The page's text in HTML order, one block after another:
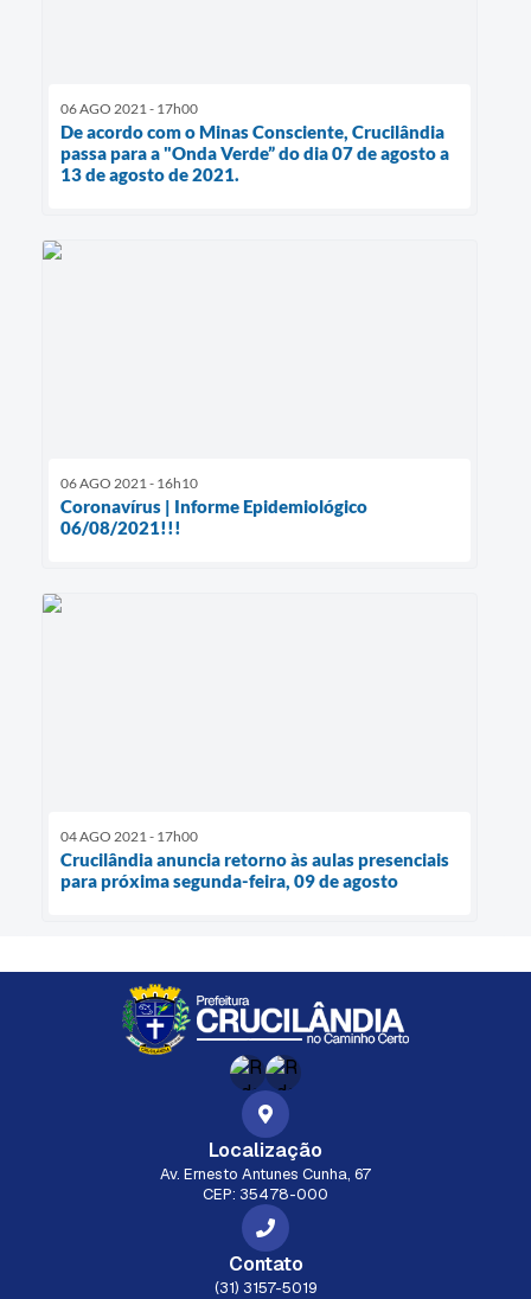
06 AGO 2021 - 17h00
De acordo com o Minas Consciente, Crucilândia
passa para a "Onda Verde” do dia 07 de agosto a
13 de agosto de 2021.
06 AGO 2021 - 16h10
Coronavírus | Informe Epidemiológico
06/08/2021!!!
04 AGO 2021 - 17h00
Crucilândia anuncia retorno às aulas presenciais
para próxima segunda-feira, 09 de agosto
Localização
Av. Ernesto Antunes Cunha, 67
CEP: 35478-000
Contato
(31) 3157-5019